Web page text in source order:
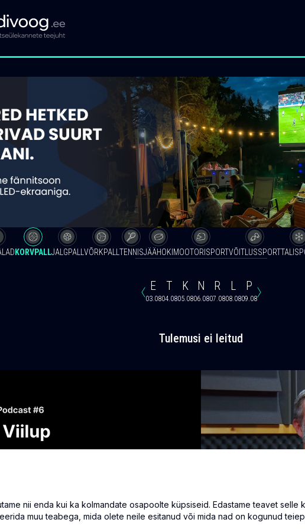
KORVPALLJALGPALL VÕRKPALL TENNISJÄÄHOKI MOOTORISPORTVÕITLUSSPORT
E
03.08
T
04.08
K
05.08
N
06.08
R
07.08
L
08.08
P
09.08
Tulemusi ei leitud
nii enda kui ka kolmandate osapoolte küpsiseid. Edastame teavet
muu teabega, mida olete neile esitanud või mida nad on kogunud